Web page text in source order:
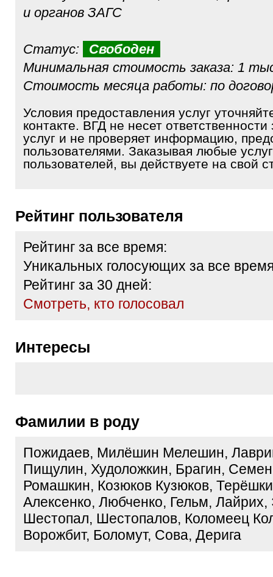
и органов ЗАГС
Статус:
Свободен
Минимальная стоимость заказа: 1
Стоимость месяца работы: по
Условия предоставления услуг
контакте. ВГД не несет ответственности
услуг и не проверяет информацию,
пользователями. Заказывая любые
пользователей, вы действуете на свой
Рейтинг пользователя
Рейтинг за все время:
Уникальных голосующих за все
Рейтинг за 30 дней:
Cмотреть, кто голосовал
Интересы
Фамилии в роду
Пожидаев, Милёшин Мелешин,
Пищулин, Худоложкин, Брагин,
Ромашкин, Козюков Кузюков,
Алексенко, Любченко, Гельм, Лайрих,
Шестопал, Шестопалов, Коломеец
Ворожбит, Боломут, Сова, Дерига